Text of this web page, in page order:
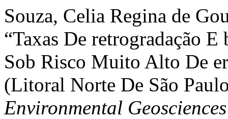
Souza, Celia Regina de
“Taxas De retrogradação
Sob Risco Muito Alto De
(Litoral Norte De São
Environmental Geosciences